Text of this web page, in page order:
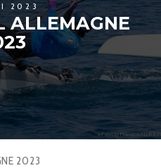
2023
ALLEMAGNE
2023